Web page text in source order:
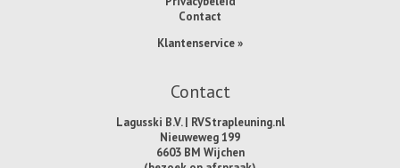
Contact
Klantenservice »
Contact
Lagusski B.V. | RVStrapleuning.nl
Nieuweweg 199
6603 BM Wijchen